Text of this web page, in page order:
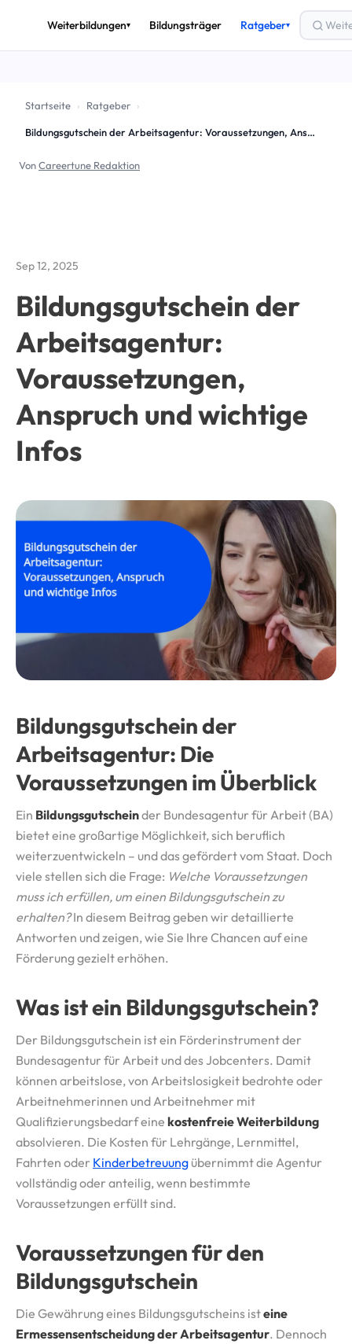
Weiterbildungen▾ Bildungsträger Ratgeber▾
Startseite › Ratgeber ›
Bildungsgutschein der Arbeitsagentur: Voraussetzungen, Anspruch und wichtige Infos
VonCareertune Redaktion
Sep 12, 2025
Bildungsgutschein der
Arbeitsagentur:
Voraussetzungen,
Anspruch und wichtige
Infos
Bildungsgutschein der
Arbeitsagentur: Die
Voraussetzungen im Überblick
Ein Bildungsgutscheinder Bundesagentur für Arbeit (BA)
bietet eine großartige Möglichkeit, sich beruflich
weiterzuentwickeln – und das gefördert vom Staat. Doch
viele stellen sich die Frage: Welche Voraussetzungen
muss ich erfüllen, um einen Bildungsgutschein zu
erhalten?In diesem Beitrag geben wir detaillierte
Antworten und zeigen, wie Sie Ihre Chancen auf eine
Förderung gezielt erhöhen.
Was ist ein Bildungsgutschein?
Der Bildungsgutschein ist ein Förderinstrument der
Bundesagentur für Arbeit und des Jobcenters. Damit
können arbeitslose, von Arbeitslosigkeit bedrohte oder
Arbeitnehmerinnen und Arbeitnehmer mit
Qualifizierungsbedarf eine kostenfreie Weiterbildung
absolvieren. Die Kosten für Lehrgänge, Lernmittel,
Fahrten oder Kinderbetreuung übernimmt die Agentur
vollständig oder anteilig, wenn bestimmte
Voraussetzungen erfüllt sind.
Voraussetzungen für den
Bildungsgutschein
Die Gewährung eines Bildungsgutscheins isteine
Ermessensentscheidung der Arbeitsagentur. Dennoch